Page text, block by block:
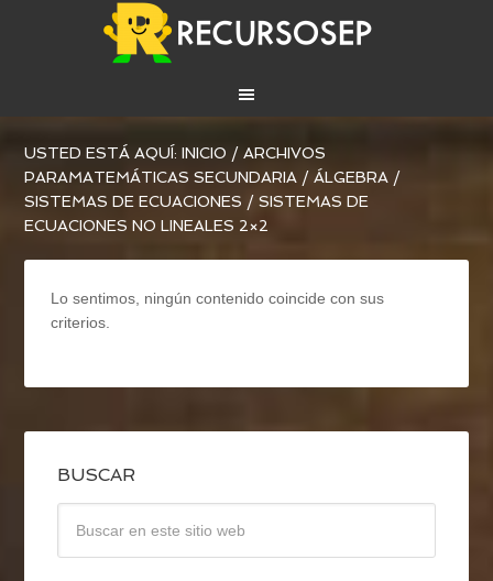
USTED ESTÁ AQUÍ:INICIO / ARCHIVOS
PARAMATEMÁTICAS SECUNDARIA / ÁLGEBRA /
SISTEMAS DE ECUACIONES / SISTEMAS DE
ECUACIONES NO LINEALES 2×2
Lo sentimos, ningún contenido coincide con sus
criterios.
BUSCAR